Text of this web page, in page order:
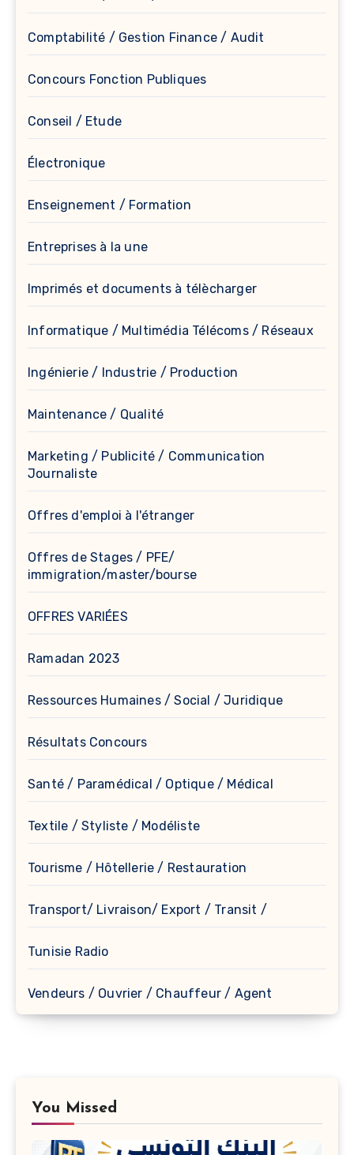
Comptabilité / Gestion Finance / Audit
Concours Fonction Publiques
Conseil / Etude
Électronique
Enseignement / Formation
Entreprises à la une
Imprimés et documents à télècharger
Informatique / Multimédia Télécoms / Réseaux
Ingénierie / Industrie / Production
Maintenance / Qualité
Marketing / Publicité / Communication
Journaliste
Offres d'emploi à l'étranger
Offres de Stages / PFE/
immigration/master/bourse
OFFRES VARIÉES
Ramadan 2023
Ressources Humaines / Social / Juridique
Résultats Concours
Santé / Paramédical / Optique / Médical
Textile / Styliste / Modéliste
Tourisme / Hôtellerie / Restauration
Transport/ Livraison/ Export / Transit /
Tunisie Radio
Vendeurs / Ouvrier / Chauffeur / Agent
You Missed